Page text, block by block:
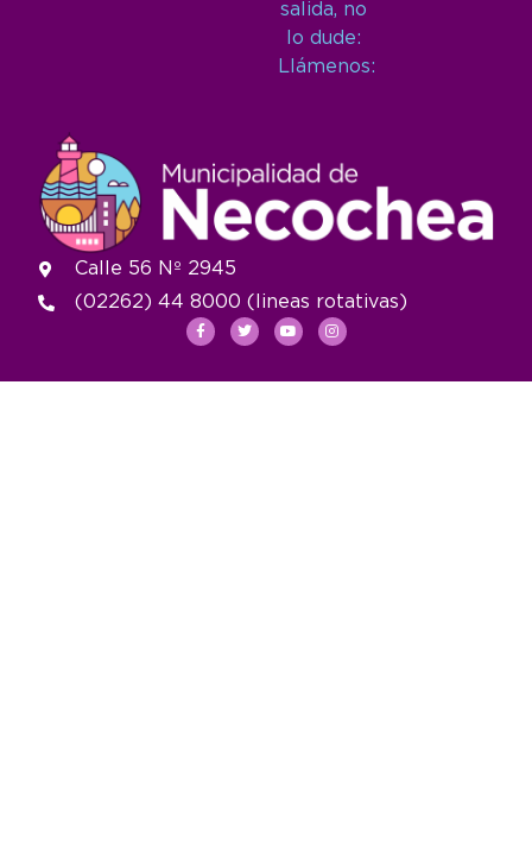
salida, no
lo dude:
Llámenos:
Calle 56 Nº 2945
(02262) 44 8000 (lineas rotativas)